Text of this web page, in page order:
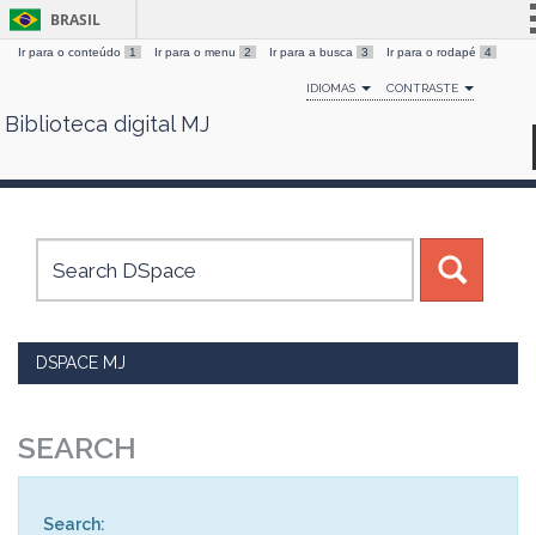
Skip
BRASIL
Simplifique!
Comunica BR
Canais
Ir para o conteúdo 1 Ir para o menu 2 Ir para a busca 3 Ir para o rodapé 4
IDIOMAS CONTRASTE
Biblioteca digital MJ
DSPACE MJ
SEARCH
Search: